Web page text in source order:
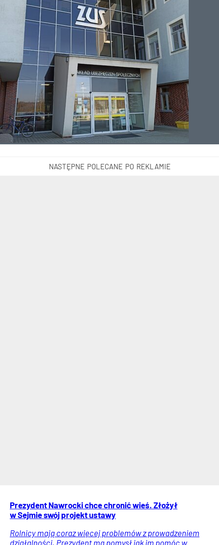
Prezydent Nawrocki chce chronić wieś. Złożył
w Sejmie swój projekt ustawy
Rolnicy mają coraz więcej problemów z prowadzeniem
działalności. Prezydent ma pomysł jak im pomóc w